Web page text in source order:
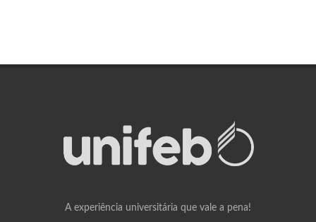
A experiência universitária que vale a pena!